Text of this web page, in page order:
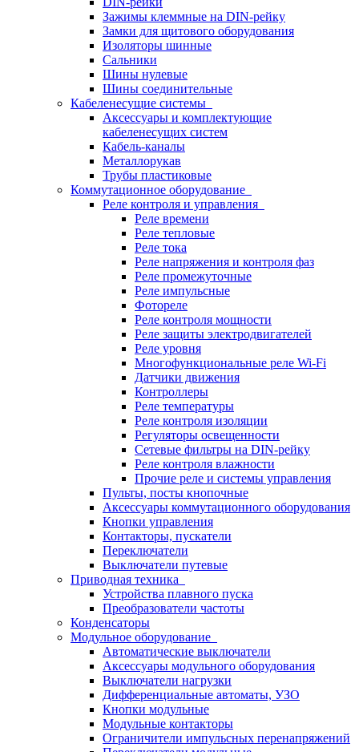
Зажимы клеммные на DIN-рейку
Замки для щитового оборудования
Изоляторы шинные
Сальники
Шины нулевые
Шины соединительные
Кабеленесущие системы
Аксессуары и комплектующие
кабеленесущих систем
Кабель-каналы
Металлорукав
Трубы пластиковые
Коммутационное оборудование
Реле контроля и управления
Реле времени
Реле тепловые
Реле тока
Реле напряжения и контроля фаз
Реле промежуточные
Реле импульсные
Фотореле
Реле контроля мощности
Реле защиты электродвигателей
Реле уровня
Многофункциональные реле Wi-Fi
Датчики движения
Контроллеры
Реле температуры
Реле контроля изоляции
Регуляторы освещенности
Сетевые фильтры на DIN-рейку
Реле контроля влажности
Прочие реле и системы управления
Пульты, посты кнопочные
Аксессуары коммутационного оборудования
Кнопки управления
Контакторы, пускатели
Переключатели
Выключатели путевые
Приводная техника
Устройства плавного пуска
Преобразователи частоты
Конденсаторы
Модульное оборудование
Автоматические выключатели
Аксессуары модульного оборудования
Выключатели нагрузки
Дифференциальные автоматы, УЗО
Кнопки модульные
Модульные контакторы
Ограничители импульсных перенапряжений